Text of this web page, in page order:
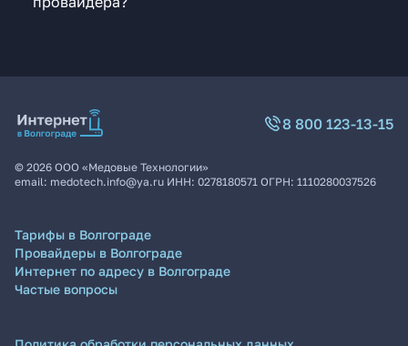
8 800 123-13-15
© 2026 ООО «Медовые Технологии»
email: medotech.info@ya.ru ИНН: 0278180571 ОГРН: 1110280037526
Тарифы в Волгограде
Провайдеры в Волгограде
Интернет по адресу в Волгограде
Частые вопросы